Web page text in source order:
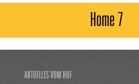
Home 7
AKTUELLES VOM HOF